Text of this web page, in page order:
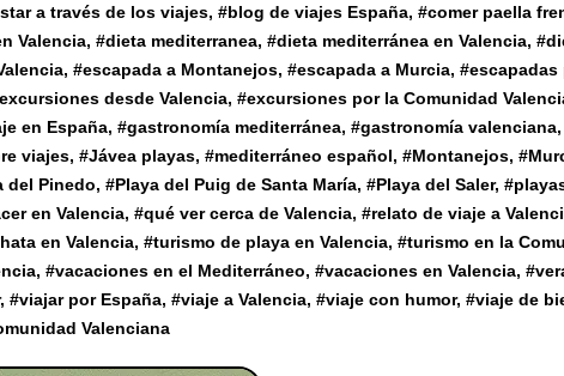
a través de los viajes, #blog de viajes España, #comer paella
Valencia, #dieta mediterranea, #dieta mediterránea en Valencia, #
, #escapada a Montanejos, #escapada a Murcia, #escapadas
excursiones desde Valencia, #excursiones por la Comunidad
en España, #gastronomía mediterránea, #gastronomía valenciana
viajes, #Jávea playas, #mediterráneo español, #Montanejos, #
del Pinedo, #Playa del Puig de Santa María, #Playa del Saler, #
en Valencia, #qué ver cerca de Valencia, #relato de viaje a
en Valencia, #turismo de playa en Valencia, #turismo en la
, #vacaciones en el Mediterráneo, #vacaciones en Valencia, #
, #viajar por España, #viaje a Valencia, #viaje con humor, #viaje de
Valenciana